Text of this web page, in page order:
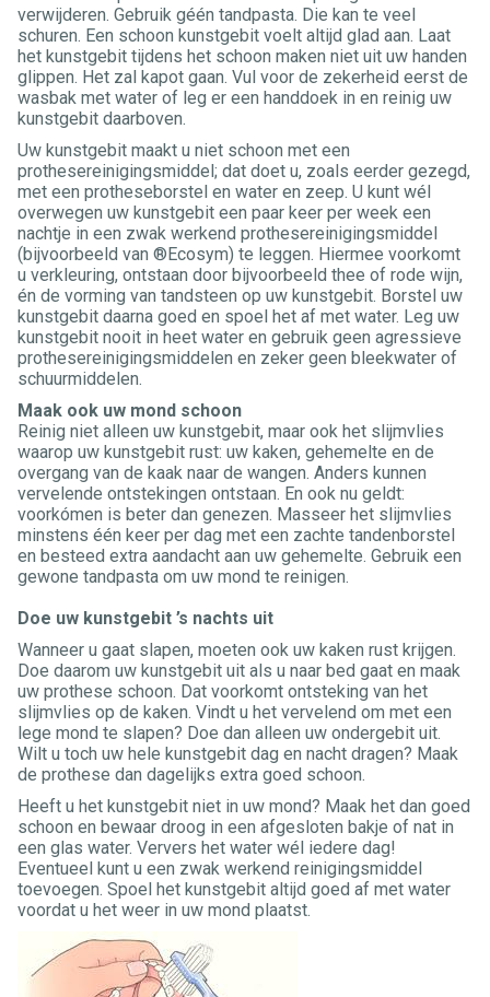
verwijderen. Gebruik géén tandpasta. Die kan te veel
schuren. Een schoon kunstgebit voelt altijd glad aan. Laat
het kunstgebit tijdens het schoon maken niet uit uw handen
glippen. Het zal kapot gaan. Vul voor de zekerheid eerst de
wasbak met water of leg er een handdoek in en reinig uw
kunstgebit daarboven.
Uw kunstgebit maakt u niet schoon met een
prothesereinigingsmiddel; dat doet u, zoals eerder gezegd,
met een protheseborstel en water en zeep. U kunt wél
overwegen uw kunstgebit een paar keer per week een
nachtje in een zwak werkend prothesereinigingsmiddel
(bijvoorbeeld van ®Ecosym) te leggen. Hiermee voorkomt
u verkleuring, ontstaan door bijvoorbeeld thee of rode wijn,
én de vorming van tandsteen op uw kunstgebit. Borstel uw
kunstgebit daarna goed en spoel het af met water. Leg uw
kunstgebit nooit in heet water en gebruik geen agressieve
prothesereinigingsmiddelen en zeker geen bleekwater of
schuurmiddelen.
Maak ook uw mond schoon
Reinig niet alleen uw kunstgebit, maar ook het slijmvlies
waarop uw kunstgebit rust: uw kaken, gehemelte en de
overgang van de kaak naar de wangen. Anders kunnen
vervelende ontstekingen ontstaan. En ook nu geldt:
voorkómen is beter dan genezen. Masseer het slijmvlies
minstens één keer per dag met een zachte tandenborstel
en besteed extra aandacht aan uw gehemelte. Gebruik een
gewone tandpasta om uw mond te reinigen.
Doe uw kunstgebit ’s nachts uit
Wanneer u gaat slapen, moeten ook uw kaken rust krijgen.
Doe daarom uw kunstgebit uit als u naar bed gaat en maak
uw prothese schoon. Dat voorkomt ontsteking van het
slijmvlies op de kaken. Vindt u het vervelend om met een
lege mond te slapen? Doe dan alleen uw ondergebit uit.
Wilt u toch uw hele kunstgebit dag en nacht dragen? Maak
de prothese dan dagelijks extra goed schoon.
Heeft u het kunstgebit niet in uw mond? Maak het dan goed
schoon en bewaar droog in een afgesloten bakje of nat in
een glas water. Ververs het water wél iedere dag!
Eventueel kunt u een zwak werkend reinigingsmiddel
toevoegen. Spoel het kunstgebit altijd goed af met water
voordat u het weer in uw mond plaatst.